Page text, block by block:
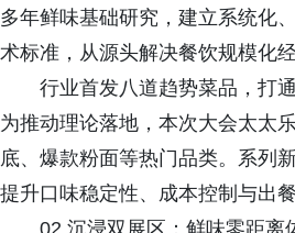
多年鲜味基础研究，建立系统化
术标准，从源头解决餐饮规模化
行业首发八道趋势菜品，打
为推动理论落地，本次大会太太
底、爆款粉面等热门品类。系列
提升口味稳定性、成本控制与出
02 沉浸双展区：鲜味零距离